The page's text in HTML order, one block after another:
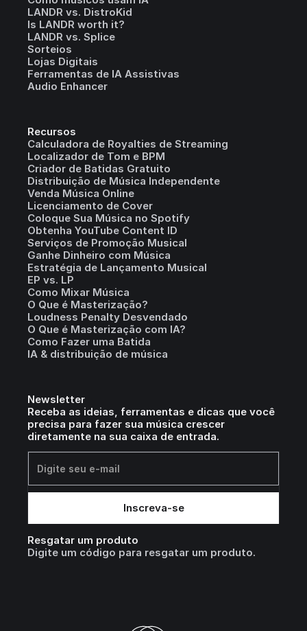
LANDR vs. DistroKid
Is LANDR worth it?
LANDR vs. Splice
Sorteios
Lojas Digitais
Ferramentas de IA Assistivas
Audio Enhancer
Recursos
Calculadora de Royalties de Streaming
Localizador de Tom e BPM
Criador de Batidas Gratuito
Distribuição de Música Independente
Venda Música Online
Licenciamento de Cover
Coloque Sua Música no Spotify
Obtenha YouTube Content ID
Serviços de Promoção Musical
Ganhe Dinheiro com Música
Estratégia de Lançamento Musical
EP vs. LP
Como Mixar Música
O Que é Masterização?
Loudness Penalty Desvendado
O Que é Masterização com IA?
Como Fazer uma Batida
IA & distribuição de música
Newsletter
Receba as ideias, ferramentas e dicas que você
precisa para fazer sua música crescer
diretamente na sua caixa de entrada.
Resgatar um produto
Digite um código para resgatar um produto.